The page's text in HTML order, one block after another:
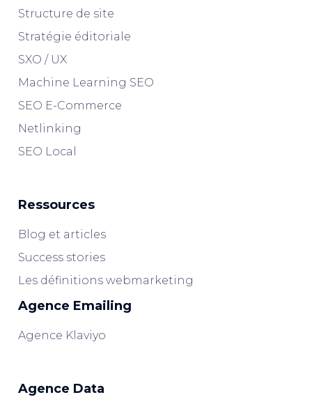
Structure de site
Stratégie éditoriale
SXO / UX
Machine Learning SEO
SEO E-Commerce
Netlinking
SEO Local
Ressources
Blog et articles
Success stories
Les définitions webmarketing
Agence Emailing
Agence Klaviyo
Agence Data